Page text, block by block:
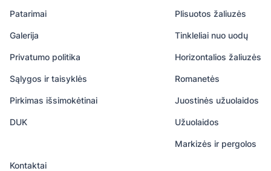
Patarimai
Galerija
Privatumo politika
Sąlygos ir taisyklės
Pirkimas išsimokėtinai
DUK
Plisuotos žaliuzės
Tinkleliai nuo uodų
Horizontalios žaliuzės
Romanetės
Juostinės užuolaidos
Užuolaidos
Markizės ir pergolos
Kontaktai